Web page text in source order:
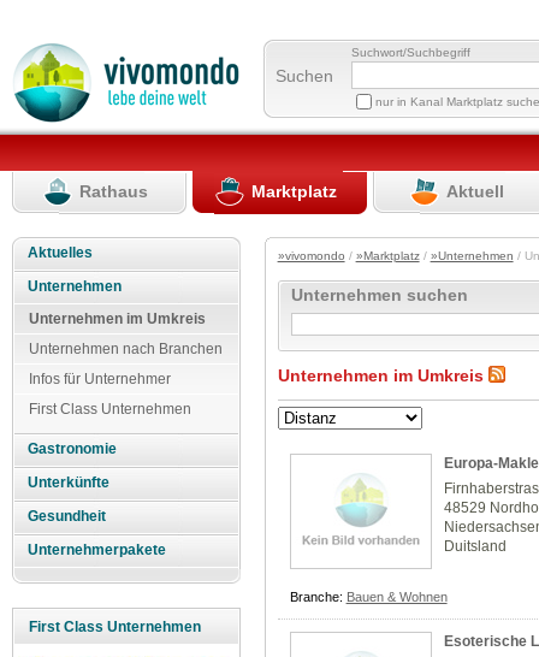
Suchen
Suchwort/Suchbegriff
nur in Kanal Marktplatz
Rathaus Marktplatz Aktuell
Aktuelles
Unternehmen
Unternehmen im Umkreis
Unternehmen nach Branchen
Infos für Unternehmer
First Class Unternehmen
Gastronomie
Unterkünfte
Gesundheit
Unternehmerpakete
First Class Unternehmen
»vivomondo / »Marktplatz/ »Unternehmen /
Unternehmen suchen
Unternehmen im Umkreis
Europa-
48529
Duitsland
Branche: Bauen & Wohnen
Esoterische